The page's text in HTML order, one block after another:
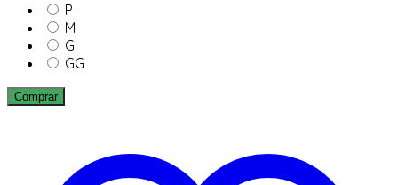
P
M
G
GG
Comprar